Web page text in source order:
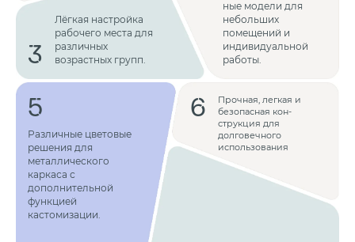
3
Лёгкая настройка
рабочего места для
различных
возрастных групп.
ные модели для
небольших
помещений и
индивиду­альной
работы.
5
Различные цветовые
решения для
металлического
каркаса с
дополнительной
функцией
кастомизации.
6
Прочная, легкая и
безопасная кон­
струкция для
долговечного
использования